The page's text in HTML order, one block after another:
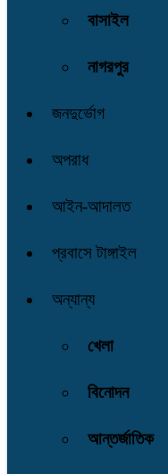
বাসাইল
নাগরপুর
জনদুর্ভোগ
অপরাধ
আইন-আদালত
প্রবাসে টাঙ্গাইল
অন্যান্য
খেলা
বিনোদন
আন্তর্জাতিক